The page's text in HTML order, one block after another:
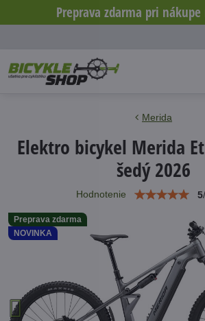
Preprava zdarma pri nákupe
Preprava zdarma
NOVINKA
Merida
Elektro bicykel Merida
šedý 2026
Hodnotenie 5/